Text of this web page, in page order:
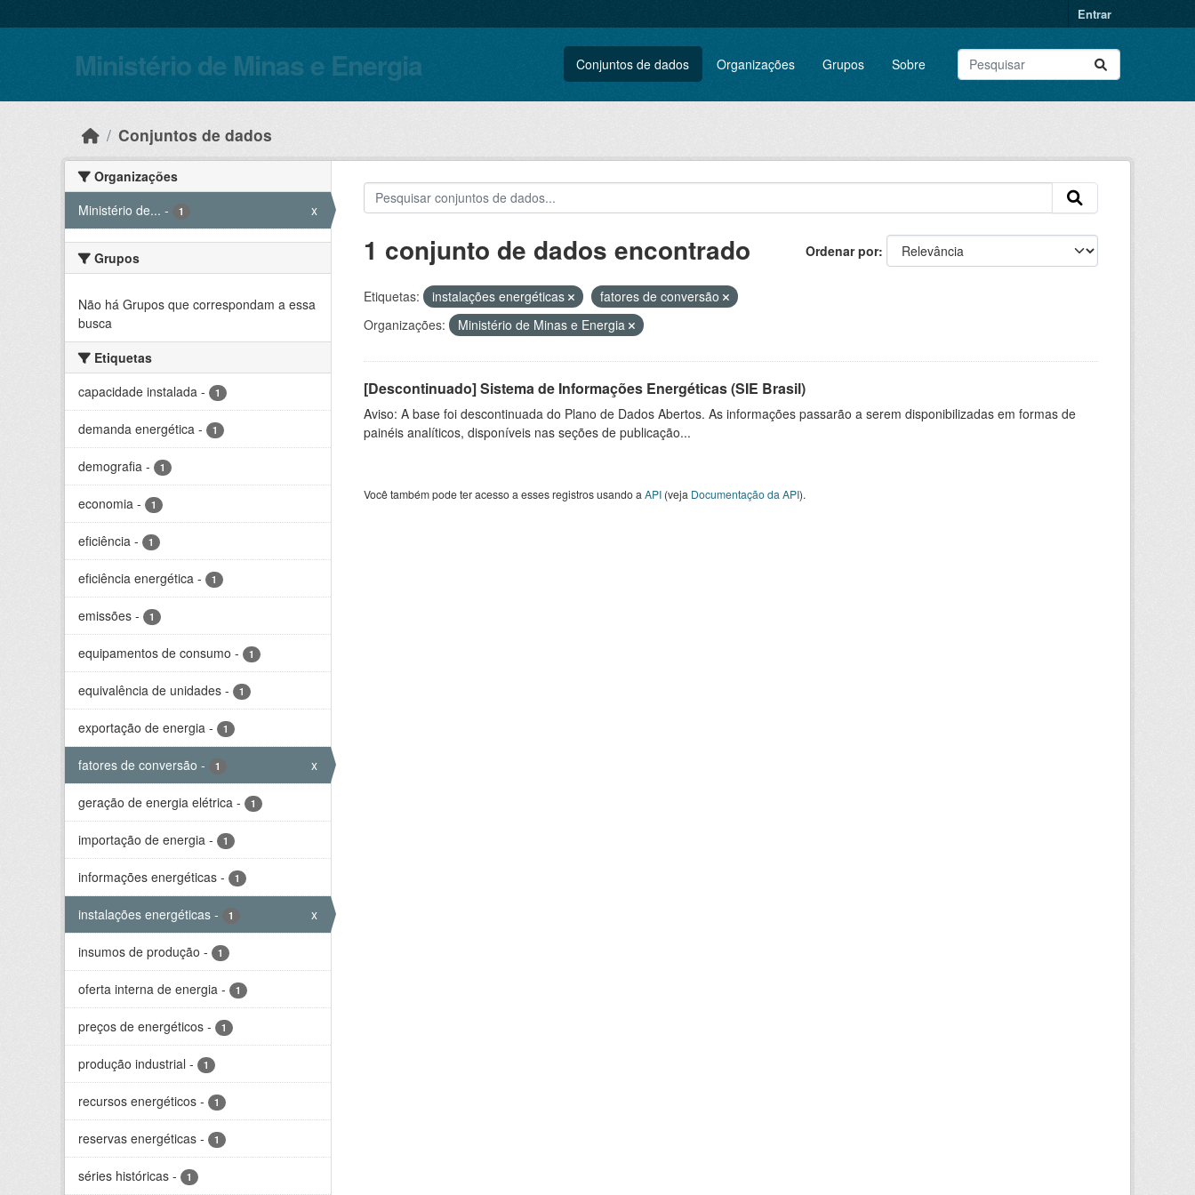
Entrar
Ministério de Minas e Energia Conjuntos de dados Organizações Grupos Sobre
Conjuntos de dados
Organizações
Ministério de... - 1 x
Grupos
Não há Grupos que correspondam a essa
busca
Etiquetas
capacidade instalada - 1
demanda energética - 1
demografia - 1
economia - 1
eficiência - 1
eficiência energética - 1
emissões - 1
equipamentos de consumo - 1
equivalência de unidades - 1
exportação de energia - 1
fatores de conversão - 1 x
geração de energia elétrica - 1
importação de energia - 1
informações energéticas - 1
instalações energéticas - 1 x
insumos de produção - 1
oferta interna de energia - 1
preços de energéticos - 1
produção industrial - 1
recursos energéticos - 1
reservas energéticas - 1
séries históricas - 1
Ordenar por
1 conjunto de dados encontrado
Etiquetas: instalações energéticas
fatores de conversão
Organizações:
Ministério de Minas e Energia
[Descontinuado] Sistema de Informações Energéticas (SIE Brasil)
Aviso: A base foi descontinuada do Plano de Dados Abertos. As informações passarão a serem disponibilizadas em formas de
painéis analíticos, disponíveis nas seções de publicação...
Você também pode ter acesso a esses registros usando a API(veja Documentação da API).